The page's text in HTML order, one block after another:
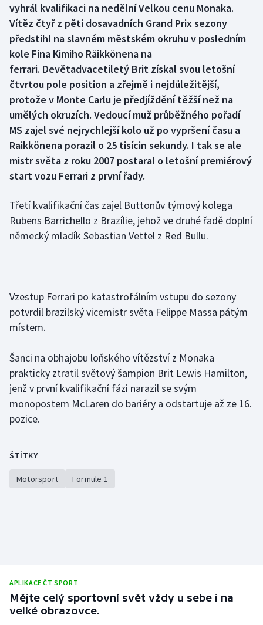
Curling
Dostihy
Florbal
Futsal
Golf
Gymnastika
Házená
Jezdectví
Judo
Lezení
Lyže a snowboard
Motorsport
Olympijské hry
Short track
vyhrál kvalifikaci na nedělní Velkou cenu Monaka.
Vítěz čtyř z pěti dosavadních Grand Prix sezony
předstihl na slavném městském okruhu v posledním
kole Fina Kimiho Räikkönena na
ferrari. Devětadvacetiletý Brit získal svou letošní
čtvrtou pole position a zřejmě i nejdůležitější,
protože v Monte Carlu je předjíždění těžší než na
umělých okruzích. Vedoucí muž průběžného pořadí
MS zajel své nejrychlejší kolo už po vypršení času a
Raikkönena porazil o 25 tisícin sekundy. I tak se ale
mistr světa z roku 2007 postaral o letošní premiérový
start vozu Ferrari z první řady.
Třetí kvalifikační čas zajel Buttonův týmový kolega
Rubens Barrichello z Brazílie, jehož ve druhé řadě doplní
německý mladík Sebastian Vettel z Red Bullu.
Vzestup Ferrari po katastrofálním vstupu do sezony
potvrdil brazilský vicemistr světa Felippe Massa pátým
místem.
Šanci na obhajobu loňského vítězství z Monaka
prakticky ztratil světový šampion Brit Lewis Hamilton,
jenž v první kvalifikační fázi narazil se svým
monopostem McLaren do bariéry a odstartuje až ze 16.
pozice.
ŠTÍTKY
Motorsport Formule 1
APLIKACE ČT SPORT
Mějte celý sportovní svět vždy u sebe i na
velké obrazovce.